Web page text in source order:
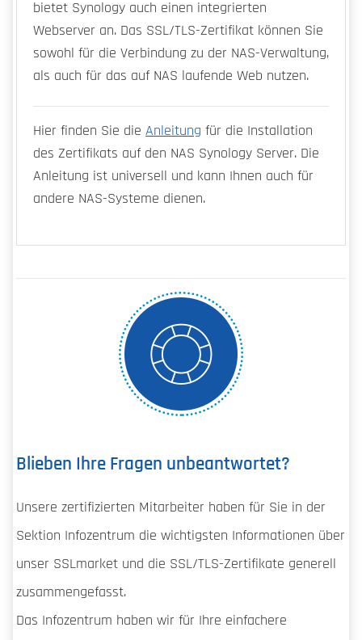
bietet Synology auch einen integrierten
Webserver an. Das SSL/TLS-Zertifikat können Sie
sowohl für die Verbindung zu der NAS-Verwaltung,
als auch für das auf NAS laufende Web nutzen.
Hier finden Sie die Anleitung für die Installation
des Zertifikats auf den NAS Synology Server. Die
Anleitung ist universell und kann Ihnen auch für
andere NAS-Systeme dienen.
Blieben Ihre Fragen unbeantwortet?
Unsere zertifizierten Mitarbeiter haben für Sie in der
Sektion Infozentrum die wichtigsten Informationen über
unser SSLmarket und die SSL/TLS-Zertifikate generell
zusammengefasst.
Das Infozentrum haben wir für Ihre einfachere